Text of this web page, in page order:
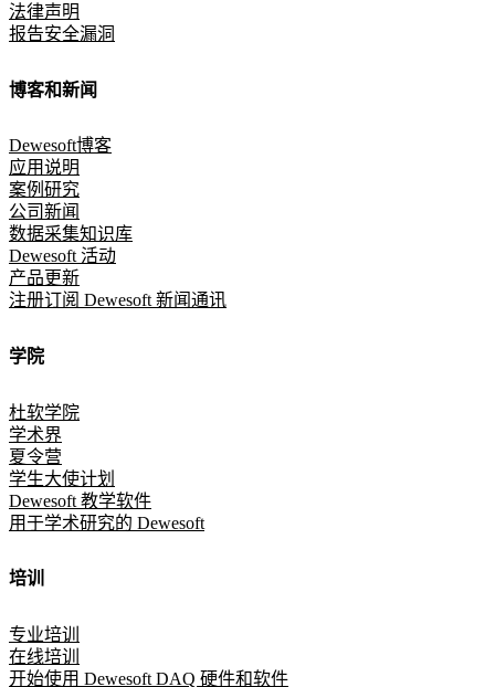
法律声明
报告安全漏洞
博客和新闻
Dewesoft博客
应用说明
案例研究
公司新闻
数据采集知识库
Dewesoft 活动
产品更新
注册订阅 Dewesoft 新闻通讯
学院
杜软学院
学术界
夏令营
学生大使计划
Dewesoft 教学软件
用于学术研究的 Dewesoft
培训
专业培训
在线培训
开始使用 Dewesoft DAQ 硬件和软件